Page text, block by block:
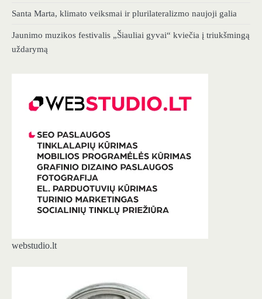
Santa Marta, klimato veiksmai ir plurilateralizmo naujoji galia
Jaunimo muzikos festivalis „Šiauliai gyvai“ kviečia į triukšmingą
uždarymą
webstudio.lt